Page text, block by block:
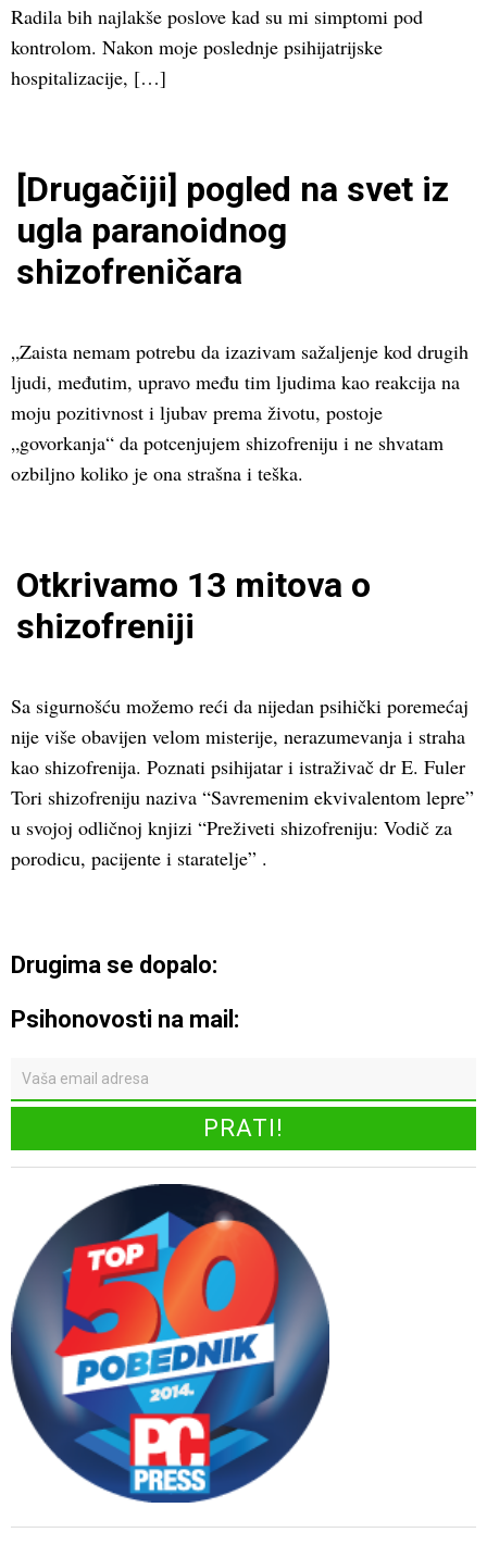
Radila bih najlakše poslove kad su mi simptomi pod
kontrolom. Nakon moje poslednje psihijatrijske
hospitalizacije, […]
[Drugačiji] pogled na svet iz
ugla paranoidnog
shizofreničara
„Zaista nemam potrebu da izazivam sažaljenje kod drugih
ljudi, međutim, upravo među tim ljudima kao reakcija na
moju pozitivnost i ljubav prema životu, postoje
„govorkanja“ da potcenjujem shizofreniju i ne shvatam
ozbiljno koliko je ona strašna i teška.
Otkrivamo 13 mitova o
shizofreniji
Sa sigurnošću možemo reći da nijedan psihički poremećaj
nije više obavijen velom misterije, nerazumevanja i straha
kao shizofrenija. Poznati psihijatar i istraživač dr E. Fuler
Tori shizofreniju naziva “Savremenim ekvivalentom lepre”
u svojoj odličnoj knjizi “Preživeti shizofreniju: Vodič za
porodicu, pacijente i staratelje” .
Drugima se dopalo:
Psihonovosti na mail: